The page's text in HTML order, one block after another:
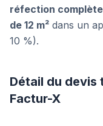
réfection
de 12 m² dans un
10 %).
Détail du
Factur-X